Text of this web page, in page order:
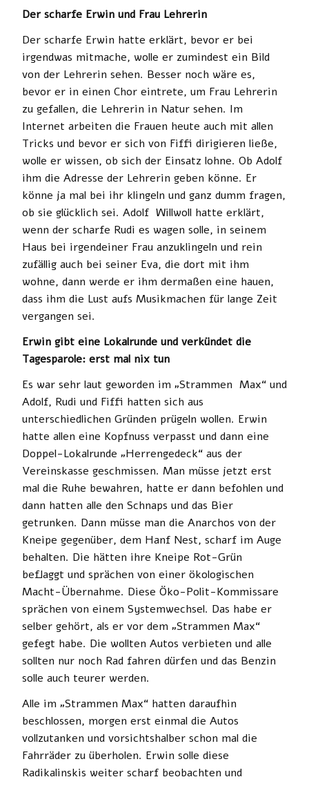
Der scharfe Erwin und Frau Lehrerin
Der scharfe Erwin hatte erklärt, bevor er bei
irgendwas mitmache, wolle er zumindest ein Bild
von der Lehrerin sehen. Besser noch wäre es,
bevor er in einen Chor eintrete, um Frau Lehrerin
zu gefallen, die Lehrerin in Natur sehen. Im
Internet arbeiten die Frauen heute auch mit allen
Tricks und bevor er sich von Fiffi dirigieren ließe,
wolle er wissen, ob sich der Einsatz lohne. Ob Adolf
ihm die Adresse der Lehrerin geben könne. Er
könne ja mal bei ihr klingeln und ganz dumm fragen,
ob sie glücklich sei. Adolf Willwoll hatte erklärt,
wenn der scharfe Rudi es wagen solle, in seinem
Haus bei irgendeiner Frau anzuklingeln und rein
zufällig auch bei seiner Eva, die dort mit ihm
wohne, dann werde er ihm dermaßen eine hauen,
dass ihm die Lust aufs Musikmachen für lange Zeit
vergangen sei.
Erwin gibt eine Lokalrunde und verkündet die
Tagesparole: erst mal nix tun
Es war sehr laut geworden im „Strammen Max“ und
Adolf, Rudi und Fiffi hatten sich aus
unterschiedlichen Gründen prügeln wollen. Erwin
hatte allen eine Kopfnuss verpasst und dann eine
Doppel-Lokalrunde „Herrengedeck“ aus der
Vereinskasse geschmissen. Man müsse jetzt erst
mal die Ruhe bewahren, hatte er dann befohlen und
dann hatten alle den Schnaps und das Bier
getrunken. Dann müsse man die Anarchos von der
Kneipe gegenüber, dem Hanf Nest, scharf im Auge
behalten. Die hätten ihre Kneipe Rot-Grün
beflaggt und sprächen von einer ökologischen
Macht-Übernahme. Diese Öko-Polit-Kommissare
sprächen von einem Systemwechsel. Das habe er
selber gehört, als er vor dem „Strammen Max“
gefegt habe. Die wollten Autos verbieten und alle
sollten nur noch Rad fahren dürfen und das Benzin
solle auch teurer werden.
Alle im „Strammen Max“ hatten daraufhin
beschlossen, morgen erst einmal die Autos
vollzutanken und vorsichtshalber schon mal die
Fahrräder zu überholen. Erwin solle diese
Radikalinskis weiter scharf beobachten und